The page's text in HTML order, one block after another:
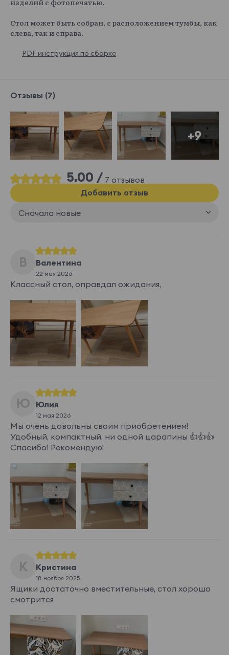
Стол может быть собран, с расположением тумбы, как
слева, так и справа.
PDF инструкция по сборке
Отзывы (7)
+9
5.00 / 7 отзывов
Сначала новые
Добавить отзыв
В Валентина
22 мая 2026
Классный стол, оправдал ожидания,
Ю Юлия
12 мая 2026
Мы очень довольны своим приобретением!
Удобный, компактный, ни одной царапины 👍👍👍
Спасибо! Рекомендую!
К Кристина
18 ноября 2025
Ящики достаточно вместительные, стол хорошо
смотрится